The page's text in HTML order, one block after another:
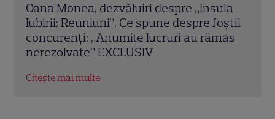
Chef Orlando Zaharia și soția lui,
Mădălina, au împlinit 22 de ani de
căsnicie. Cum arătau în ziua nunții și
povestea lor de iubire
Citește mai multe